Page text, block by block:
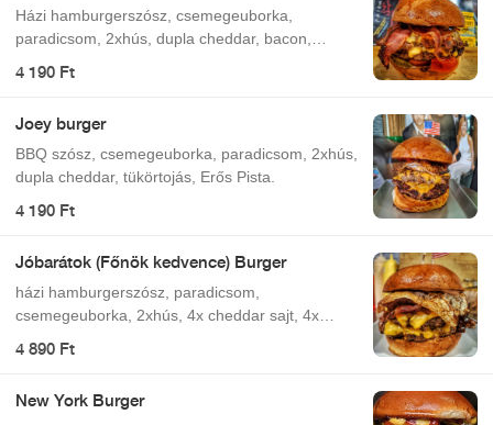
Házi hamburgerszósz, csemegeuborka,
paradicsom, 2xhús, dupla cheddar, bacon,
4 190 Ft
Joey burger
BBQ szósz, csemegeuborka, paradicsom, 2xhús,
dupla cheddar, tükörtojás, Erős Pista.
4 190 Ft
Jóbarátok (Főnök kedvence) Burger
házi hamburgerszósz, paradicsom,
csemegeuborka, 2xhús, 4x cheddar sajt, 4x
4 890 Ft
New York Burger